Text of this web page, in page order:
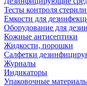
Тесты контроля
Емкости для
Оборудование для
Кожные антисептики
Жидкости, порошки
Салфетки
Журналы
Индикаторы
Упаковочные